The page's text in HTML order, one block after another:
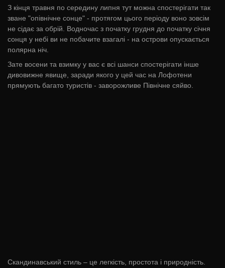
З кінця травня по середину липня тут можна спостерігати так
зване "опівнічне сонце" - протягом цього періоду воно зовсім
не сідає за обрій. Водночас з початку грудня до початку січня
сонця у небі ви не побачите взагалі - на острови опускається
полярна ніч.
Зате восени та взимку у вас є всі шанси спостерігати інше
дивовижне явище, заради якого у цей час на Лофотени
прямують багато туристів - заворожливе Північне сяйво.
Скандинавський стиль – це легкість, простота і природність.